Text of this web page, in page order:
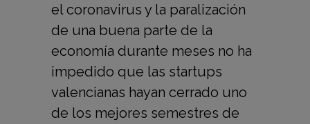
el coronavirus y la paralización
de una buena parte de la
economía durante meses no ha
impedido que las startups
valencianas hayan cerrado uno
de los mejores semestres de